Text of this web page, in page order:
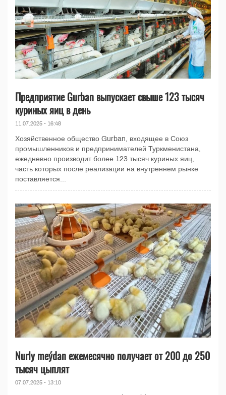
Предприятие Gurban выпускает свыше 123 тысяч
куриных яиц в день
11.07.2025 - 16:48
Хозяйственное общество Gurban, входящее в Союз
промышленников и предпринимателей Туркменистана,
ежедневно производит более 123 тысяч куриных яиц,
часть которых после реализации на внутреннем рынке
поставляется...
Nurly meýdan ежемесячно получает от 200 до 250
тысяч цыплят
07.07.2025 - 13:10